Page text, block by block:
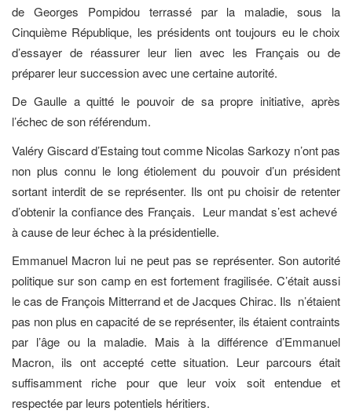
de Georges Pompidou terrassé par la maladie, sous la
Cinquième République, les présidents ont toujours eu le choix
d’essayer de réassurer leur lien avec les Français ou de
préparer leur succession avec une certaine autorité.
De Gaulle a quitté le pouvoir de sa propre initiative, après
l’échec de son référendum.
Valéry Giscard d’Estaing tout comme Nicolas Sarkozy n’ont pas
non plus connu le long étiolement du pouvoir d’un président
sortant interdit de se représenter. Ils ont pu choisir de retenter
d’obtenir la confiance des Français. Leur mandat s’est achevé
à cause de leur échec à la présidentielle.
Emmanuel Macron lui ne peut pas se représenter. Son autorité
politique sur son camp en est fortement fragilisée. C’était aussi
le cas de François Mitterrand et de Jacques Chirac. Ils n’étaient
pas non plus en capacité de se représenter, ils étaient contraints
par l’âge ou la maladie. Mais à la différence d’Emmanuel
Macron, ils ont accepté cette situation. Leur parcours était
suffisamment riche pour que leur voix soit entendue et
respectée par leurs potentiels héritiers.